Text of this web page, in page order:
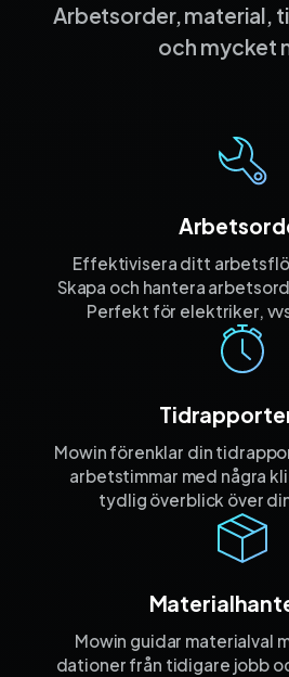
Arbetsorder, material,
och mycket
Effektivisera ditt
Skapa och hantera
Perfekt för elektriker,
Mowin förenklar din
arbetstimmar med några
tydlig överblick över
Mowin guidar materialval
dationer från tidigare jobb